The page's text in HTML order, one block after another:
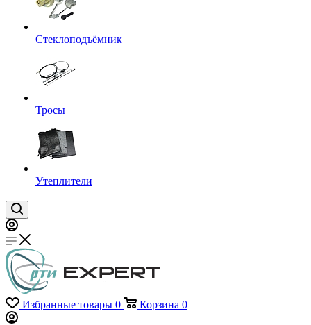
Стеклоподъёмник
Тросы
Утеплители
Избранные товары 0 Корзина 0